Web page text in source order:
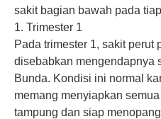
sakit bagian bawah pada
1. Trimester 1
Pada trimester 1, sakit perut
disebabkan mengendapnya
Bunda. Kondisi ini normal
memang menyiapkan
tampung dan siap